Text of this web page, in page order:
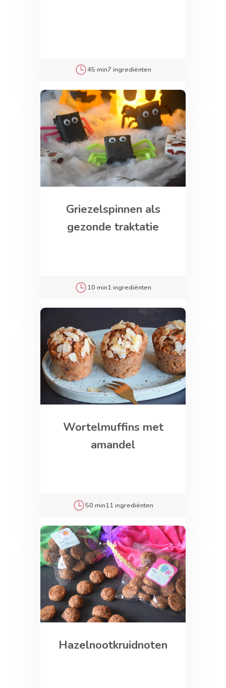
45 min7 ingrediënten
Griezelspinnen als
gezonde traktatie
10 min1 ingrediënten
Wortelmuffins met
amandel
50 min11 ingrediënten
Hazelnootkruidnoten